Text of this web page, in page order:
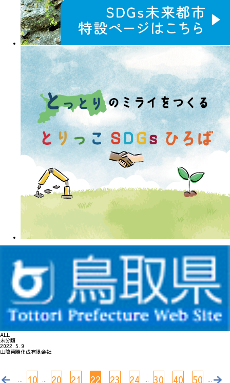
ALL
未分類
2022. 5. 9
山陰東陽化成有限会社
... 10 ... 20 21 22 23 24 ... 30 40 50 ...